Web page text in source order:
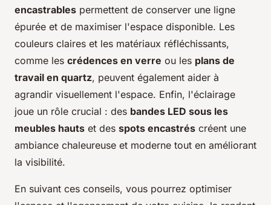
encastrables permettent de conserver une ligne
épurée et de maximiser l'espace disponible. Les
couleurs claires et les matériaux réfléchissants,
comme les crédences en verre ou les plans de
travail en quartz, peuvent également aider à
agrandir visuellement l'espace. Enfin, l'éclairage
joue un rôle crucial : des bandes LED sous les
meubles hauts et des spots encastrés créent une
ambiance chaleureuse et moderne tout en améliorant
la visibilité.
En suivant ces conseils, vous pourrez optimiser